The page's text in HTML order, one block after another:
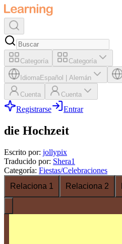
Categoría Categoría
IdiomaEspañol Alemán
Cuenta Cuenta
Registrarse Entrar
die Hochzeit
Escrito por: jollypix
Traducido por: Shera1
Categoría: Fiestas/Celebraciones
Relaciona 1
Relaciona 2